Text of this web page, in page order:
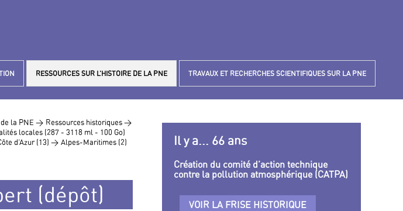
RESSOURCES SUR L’HISTOIRE DE LA PNE TRAVAUX ET RECHERCHES SCIENTIFIQUES SUR LA PNE
de la PNE > Ressources historiques >
locales (287 - 3118 ml - 100 Go)
d’Azur (13) > Alpes-Maritimes (2)
(dépôt)
Il y a... 66 ans
Création du comité d’action technique
contre la pollution atmosphérique (CATPA)
VOIR LA FRISE HISTORIQUE